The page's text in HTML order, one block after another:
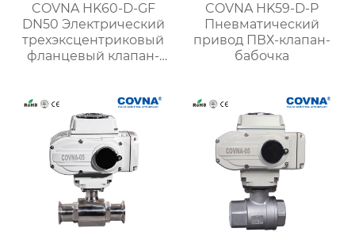
COVNA HK60-D-GF
DN50 Электрический
трехэксцентриковый
фланцевый клапан-
уплотнением
COVNA HK59-D-P
Пневматический
привод ПВХ-клапан-
бабочка